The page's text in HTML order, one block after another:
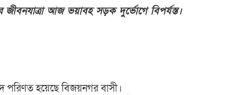
আজ ভয়াবহ সড়ক দুর্ভোগে বিপর্যস্ত।
পরিণত হয়েছে বিজয়নগর বাসী।